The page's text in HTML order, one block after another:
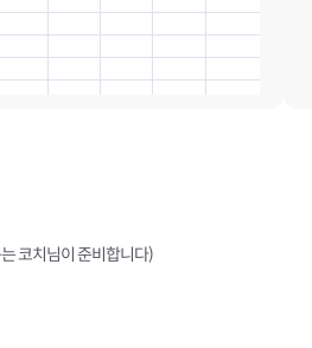
코치님이 준비합니다)